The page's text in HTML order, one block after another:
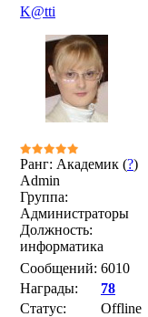
K@tti
Ранг: Академик (?)
Admin
Группа:
Администраторы
Должность:
информатика
Сообщений: 6010
Награды:
78
Статус:
Offline